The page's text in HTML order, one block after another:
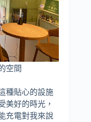
空間
種貼心的設施
美好的時光，
充電對我來說